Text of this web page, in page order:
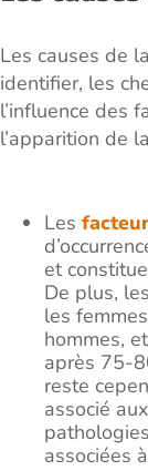
Les causes de
identifier, les
l’influence des
l’apparition de
Les
et
De plus,
les
hommes,
après 75-
reste
associé
associées